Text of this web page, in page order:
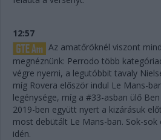
12:57
Az amatőröknél viszont
megnéznünk: Perrodo több
végre nyerni, a legutóbbit tavaly
míg Rovera először indul Le Mans-
legénysége, míg a #33-asban ülő
2019-ben együtt nyert a kizárásuk
most debütált Le Mans-ban. Sok-
idén.